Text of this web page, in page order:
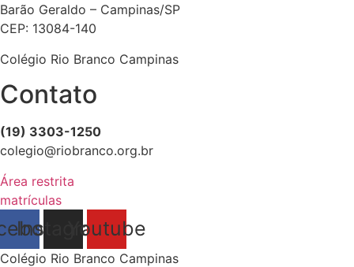
Barão Geraldo – Campinas/SP
CEP: 13084-140
Colégio Rio Branco Campinas
Contato
(19) 3303-1250
colegio@riobranco.org.br
Área restrita
matrículas
InstagramYoutube
Colégio Rio Branco Campinas